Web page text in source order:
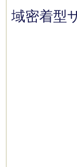
域密着型